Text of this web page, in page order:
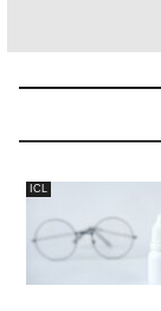
ICL